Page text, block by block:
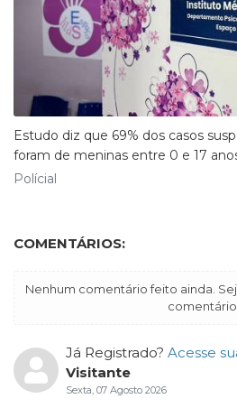
Estudo diz que 69% dos casos
foram de meninas entre 0 e 17
Polícial
COMENTÁRIOS:
Nenhum comentário feito ainda.
comentário
Já Registrado? Acesse
Visitante
Sexta, 07 Agosto 2026